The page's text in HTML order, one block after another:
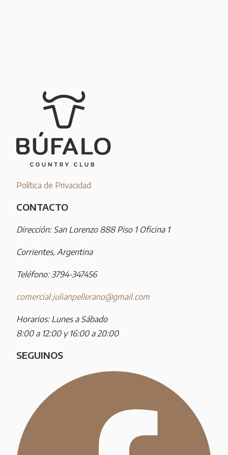
Política de Privacidad
CONTACTO
Dirección: San Lorenzo 888 Piso 1 Oficina 1
Corrientes, Argentina
Teléfono: 3794-347456
comercial.julianpellerano@gmail.com
Horarios: Lunes a Sábado
8:00 a 12:00 y 16:00 a 20:00
SEGUINOS